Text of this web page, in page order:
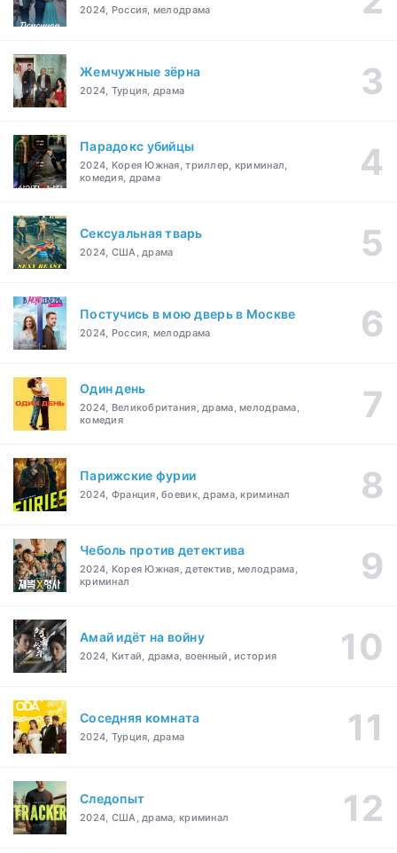
2024, Россия, мелодрама
Жемчужные зёрна
2024, Турция, драма
Парадокс убийцы
2024, Корея Южная, триллер, криминал,
комедия, драма
Сексуальная тварь
2024, США, драма
Постучись в мою дверь в Москве
2024, Россия, мелодрама
Один день
2024, Великобритания, драма, мелодрама,
комедия
Парижские фурии
2024, Франция, боевик, драма, криминал
Чеболь против детектива
2024, Корея Южная, детектив, мелодрама,
криминал
Амай идёт на войну
2024, Китай, драма, военный, история
Соседняя комната
2024, Турция, драма
Следопыт
2024, США, драма, криминал